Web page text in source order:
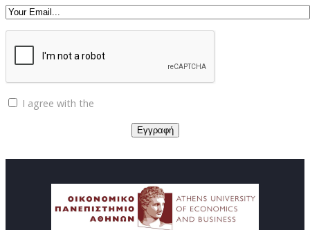
I agree with the